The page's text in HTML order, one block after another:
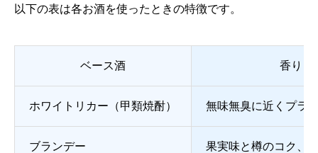
以下の表は各お酒を使ったときの特徴です。
ベース酒 香り・
ホワイトリカー（甲類焼酎） 無味無臭に近くプラ
ブランデー 果実味と樽のコク、